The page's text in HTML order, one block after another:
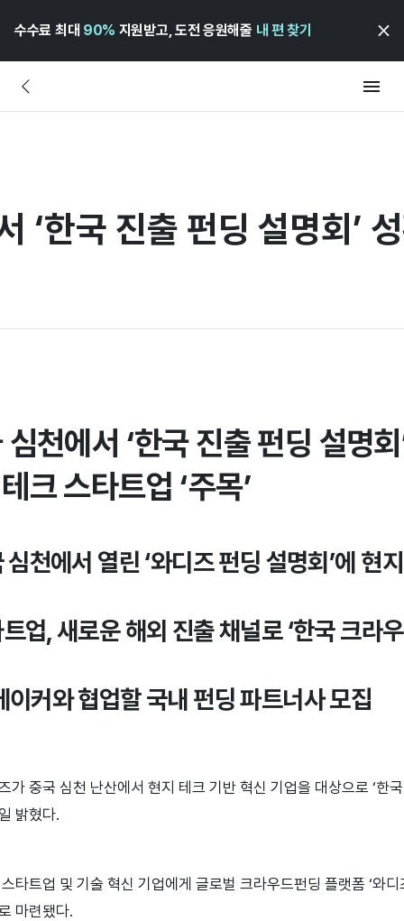
수수료 최대 90% 지원받고, 도전 응원해줄 내 편 찾기
‘한국 진출 펀딩 설명회’
천에서 ‘한국 진출 펀딩 설명
크 스타트업 ‘주목’
천에서 열린 ‘와디즈 펀딩 설명회’에 현
업, 새로운 해외 진출 채널로 ‘한국 크라
커와 협업할 국내 펀딩 파트너사 모집
가 중국 심천 난산에서 현지 테크 기반 혁신 기업을 대상으로 ‘한
밝혔다.
타트업 및 기술 혁신 기업에게 글로벌 크라우드펀딩 플랫폼 ‘와디
마련됐다.